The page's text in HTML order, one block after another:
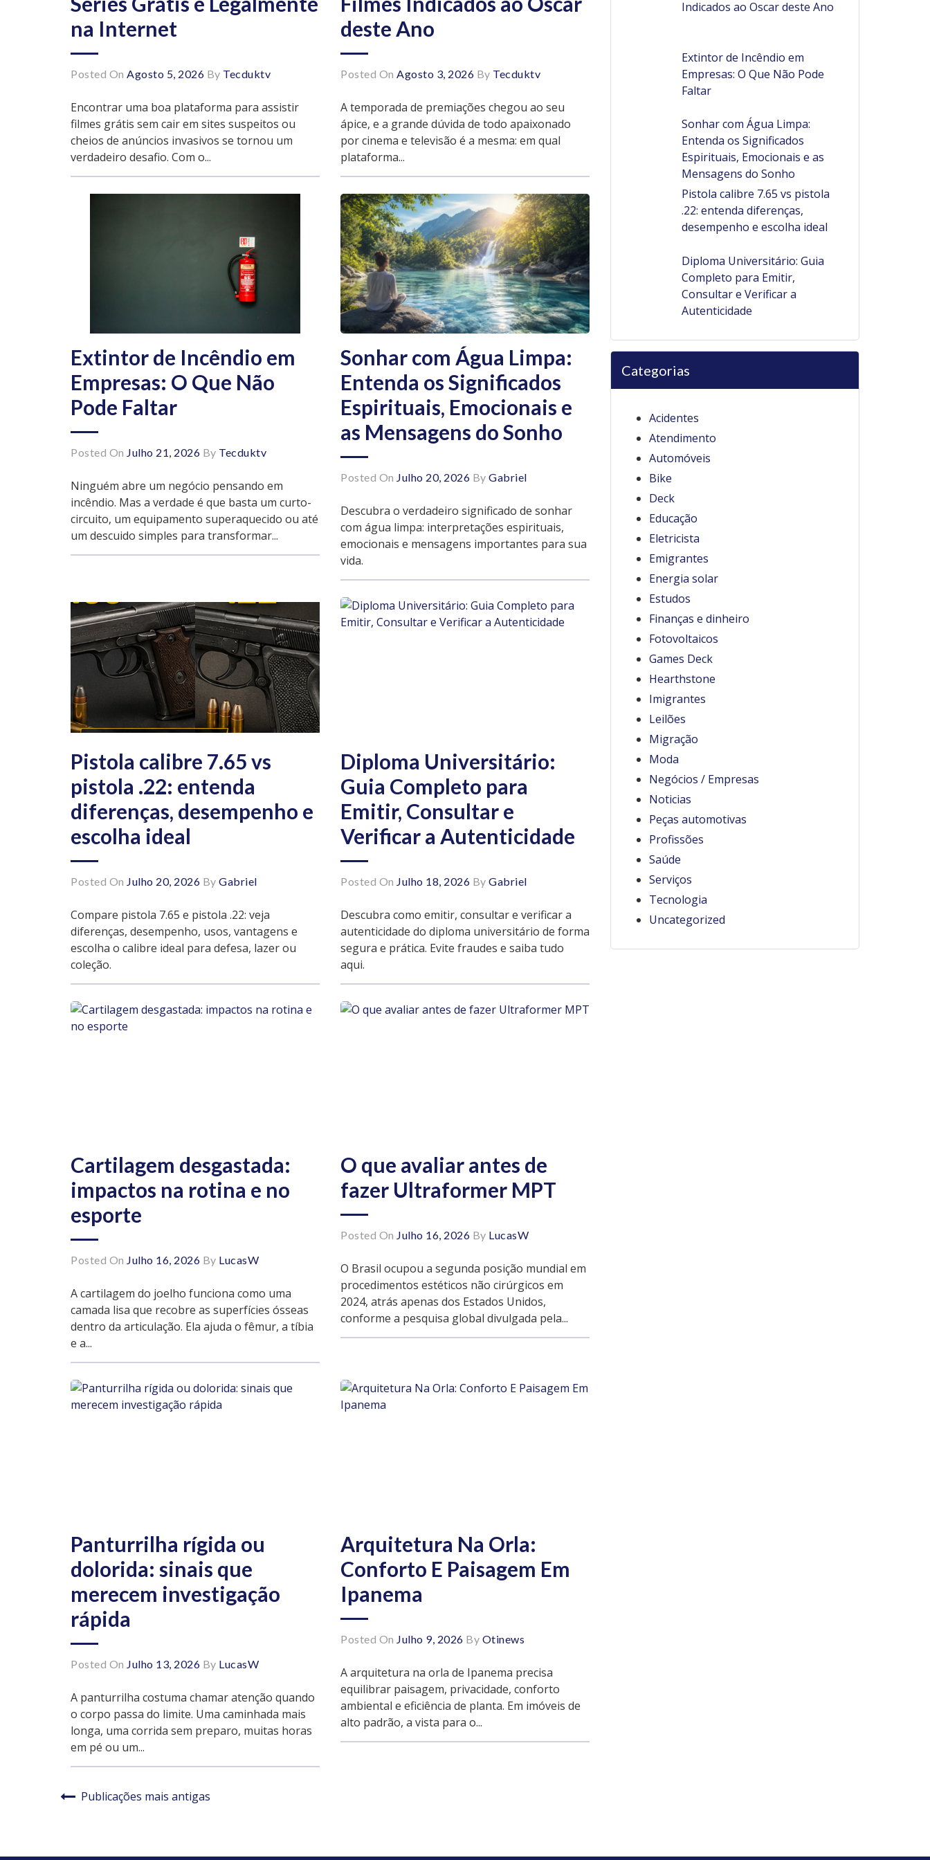
na Internet
Posted On Agosto 5, 2026 By Tecduktv
Encontrar uma boa plataforma para assistir
filmes grátis sem cair em sites suspeitos ou
cheios de anúncios invasivos se tornou um
verdadeiro desafio. Com o...
deste Ano
Posted On Agosto 3, 2026 By Tecduktv
A temporada de premiações chegou ao seu
ápice, e a grande dúvida de todo apaixonado
por cinema e televisão é a mesma: em qual
plataforma...
Extintor de Incêndio em
Empresas: O Que Não
Pode Faltar
Posted On Julho 21, 2026 By Tecduktv
Ninguém abre um negócio pensando em
incêndio. Mas a verdade é que basta um curto-
circuito, um equipamento superaquecido ou até
um descuido simples para transformar...
Sonhar com Água Limpa:
Entenda os Significados
Espirituais, Emocionais e
as Mensagens do Sonho
Posted On Julho 20, 2026 By Gabriel
Descubra o verdadeiro significado de sonhar
com água limpa: interpretações espirituais,
emocionais e mensagens importantes para sua
vida.
Pistola calibre 7.65 vs
pistola .22: entenda
diferenças, desempenho e
escolha ideal
Posted On Julho 20, 2026 By Gabriel
Compare pistola 7.65 e pistola .22: veja
diferenças, desempenho, usos, vantagens e
escolha o calibre ideal para defesa, lazer ou
coleção.
Diploma Universitário:
Guia Completo para
Emitir, Consultar e
Verificar a Autenticidade
Posted On Julho 18, 2026 By Gabriel
Descubra como emitir, consultar e verificar a
autenticidade do diploma universitário de forma
segura e prática. Evite fraudes e saiba tudo
aqui.
Cartilagem desgastada:
impactos na rotina e no
esporte
Posted On Julho 16, 2026 By LucasW
A cartilagem do joelho funciona como uma
camada lisa que recobre as superfícies ósseas
dentro da articulação. Ela ajuda o fêmur, a tíbia
e a...
O que avaliar antes de
fazer Ultraformer MPT
Posted On Julho 16, 2026 By LucasW
O Brasil ocupou a segunda posição mundial em
procedimentos estéticos não cirúrgicos em
2024, atrás apenas dos Estados Unidos,
conforme a pesquisa global divulgada pela...
Panturrilha rígida ou
dolorida: sinais que
merecem investigação
rápida
Posted On Julho 13, 2026 By LucasW
A panturrilha costuma chamar atenção quando
o corpo passa do limite. Uma caminhada mais
longa, uma corrida sem preparo, muitas horas
em pé ou um...
Arquitetura Na Orla:
Conforto E Paisagem Em
Ipanema
Posted On Julho 9, 2026 By Otinews
A arquitetura na orla de Ipanema precisa
equilibrar paisagem, privacidade, conforto
ambiental e eficiência de planta. Em imóveis de
alto padrão, a vista para o...
Navegação
Publicações mais antigas
Indicados ao Oscar deste Ano
Extintor de Incêndio em
Empresas: O Que Não Pode
Faltar
Sonhar com Água Limpa:
Entenda os Significados
Espirituais, Emocionais e as
Mensagens do Sonho
Pistola calibre 7.65 vs pistola
.22: entenda diferenças,
desempenho e escolha ideal
Diploma Universitário: Guia
Completo para Emitir,
Consultar e Verificar a
Autenticidade
Categorias
Acidentes
Atendimento
Automóveis
Bike
Deck
Educação
Eletricista
Emigrantes
Energia solar
Estudos
Finanças e dinheiro
Fotovoltaicos
Games Deck
Hearthstone
Imigrantes
Leilões
Migração
Moda
Negócios / Empresas
Noticias
Peças automotivas
Profissões
Saúde
Serviços
Tecnologia
Uncategorized